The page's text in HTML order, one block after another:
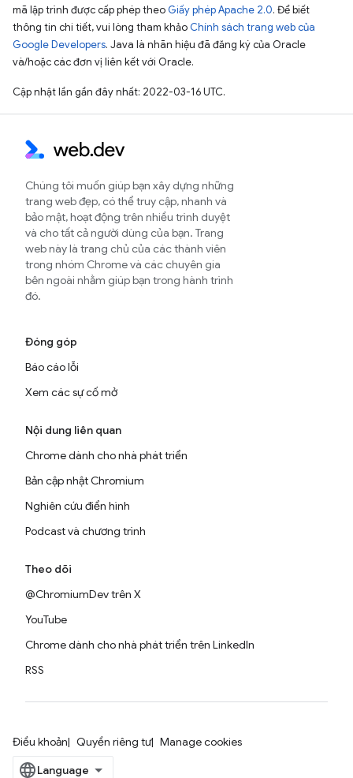
mã lập trình được cấp phép theo Giấy phép Apache 2.0. Để biết
thông tin chi tiết, vui lòng tham khảo Chính sách trang web của
Google Developers. Java là nhãn hiệu đã đăng ký của Oracle
và/hoặc các đơn vị liên kết với Oracle.
Cập nhật lần gần đây nhất: 2022-03-16 UTC.
Chúng tôi muốn giúp bạn xây dựng những
trang web đẹp, có thể truy cập, nhanh và
bảo mật, hoạt động trên nhiều trình duyệt
và cho tất cả người dùng của bạn. Trang
web này là trang chủ của các thành viên
trong nhóm Chrome và các chuyên gia
bên ngoài nhằm giúp bạn trong hành trình
đó.
Đóng góp
Báo cáo lỗi
Xem các sự cố mở
Nội dung liên quan
Chrome dành cho nhà phát triển
Bản cập nhật Chromium
Nghiên cứu điển hình
Podcast và chương trình
Theo dõi
@ChromiumDev trên X
YouTube
Chrome dành cho nhà phát triển trên LinkedIn
RSS
Điều khoản Quyền riêng tư Manage cookies